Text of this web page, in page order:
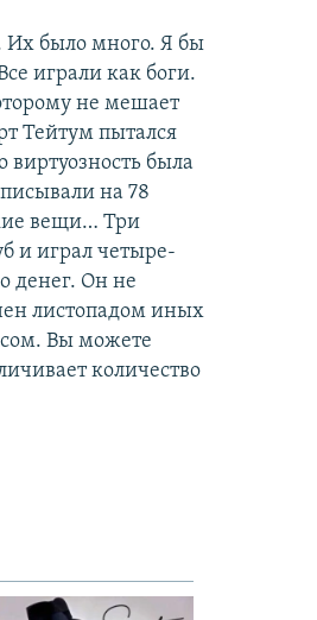
Их было много. Я бы
играли как боги.
не мешает
Тейтум пытался
виртуозность была
на 78
вещи… Три
и играл четыре-
денег. Он не
листопадом иных
Вы можете
количество